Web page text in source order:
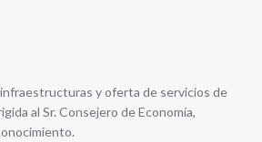
y oferta de servicios de
al Sr. Consejero de Economía,